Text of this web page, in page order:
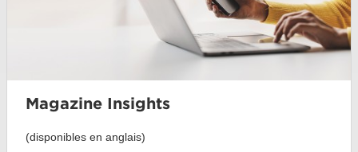
Magazine Insights
(disponibles en anglais)